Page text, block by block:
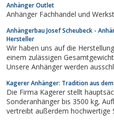
Anhänger Outlet
Anhänger Fachhandel und
Anhängerbau Josef Scheubeck -
Hersteller
Wir haben uns auf die
einem zulässigen
Unsere Anhänger werden
Wünschen und Erfordernissen
gefertigt
Kagerer Anhänger: Tradition aus
Die Firma Kagerer stellt
Sonderanhänger bis 3500 kg, Aufbauten und Plangestelle her und
vertreibt außerdem hochwertige